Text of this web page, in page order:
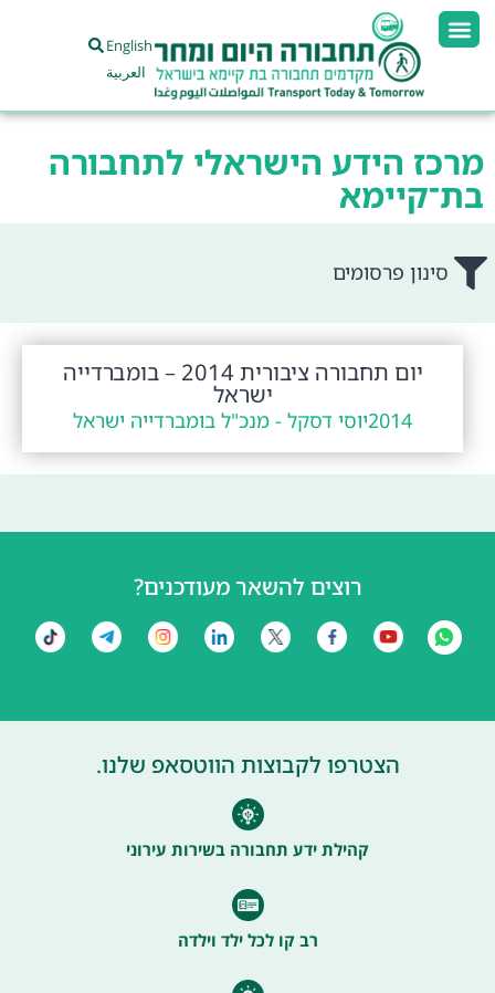
English
العربية
מרכז הידע הישראלי לתחבורה
בת־קיימא
סינון פרסומים
יום תחבורה ציבורית 2014 – בומברדייה
ישראל
2014יוסי דסקל - מנכ"ל בומברדייה ישראל
רוצים להשאר מעודכנים?
הצטרפו לקבוצות הווטסאפ שלנו.
קהילת ידע תחבורה בשירות עירוני
רב קו לכל ילד וילדה